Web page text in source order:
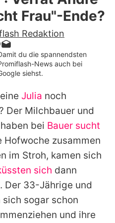
Promiflash
Richtlinien
Frau"-Ende?
Redaktion
du die spannendsten
News auch bei
siehst.
Julia noch
Der Milchbauer und
bei Bauer sucht
Hofwoche zusammen
im Stroh, kamen sich
sich dann
Der 33-Jährige und
sogar schon
und ihre